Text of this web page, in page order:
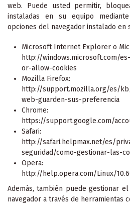
web. Puede usted permitir,
instaladas en su equipo
opciones del navegador instalado en
Microsoft Internet Explorer o
http://windows.microsoft.com/
or-allow-cookies
Mozilla Firefox:
http://support.mozilla.org/es/
web-guarden-sus-preferencia
Chrome:
https://support.google.com/
Safari:
http://safari.helpmax.net/es/
seguridad/como-gestionar-las-
Opera:
http://help.opera.com/Linux/
Además, también puede gestionar
navegador a través de herramientas